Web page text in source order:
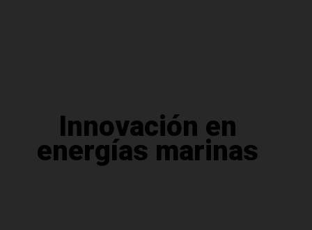
Innovación en
energías marinas